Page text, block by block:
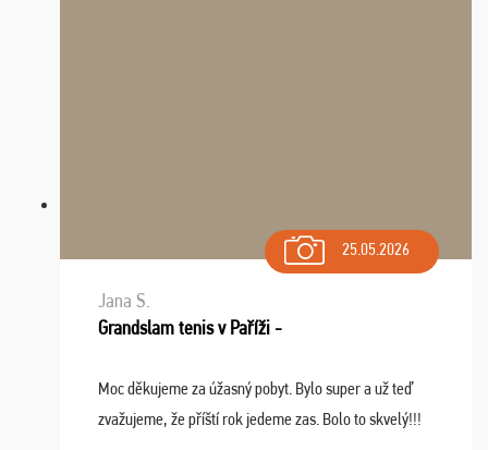
25.05.2026
Jana S.
Grandslam tenis v Paříži -
Moc děkujeme za úžasný pobyt. Bylo super a už teď
zvažujeme, že příští rok jedeme zas. Bolo to skvelý!!!